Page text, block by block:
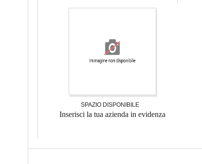
SPAZIO DISPONIBILE
Inserisci la tua azienda in evidenza